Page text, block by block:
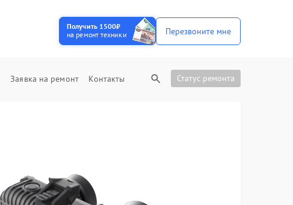
Получить 1500₽
на ремонт техники
Перезвоните мне
Заявка на ремонт Контакты Статус ремонта